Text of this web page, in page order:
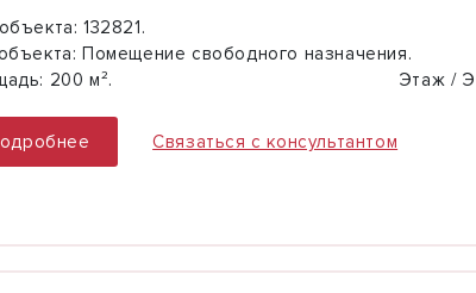
132821.
Помещение свободного назначения.
200 м². Этаж /
Связаться с консультантом